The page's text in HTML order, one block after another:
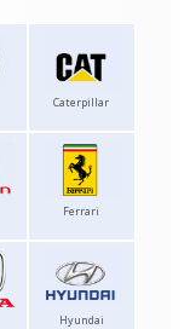
Caterpillar
Ferrari
Hyundai